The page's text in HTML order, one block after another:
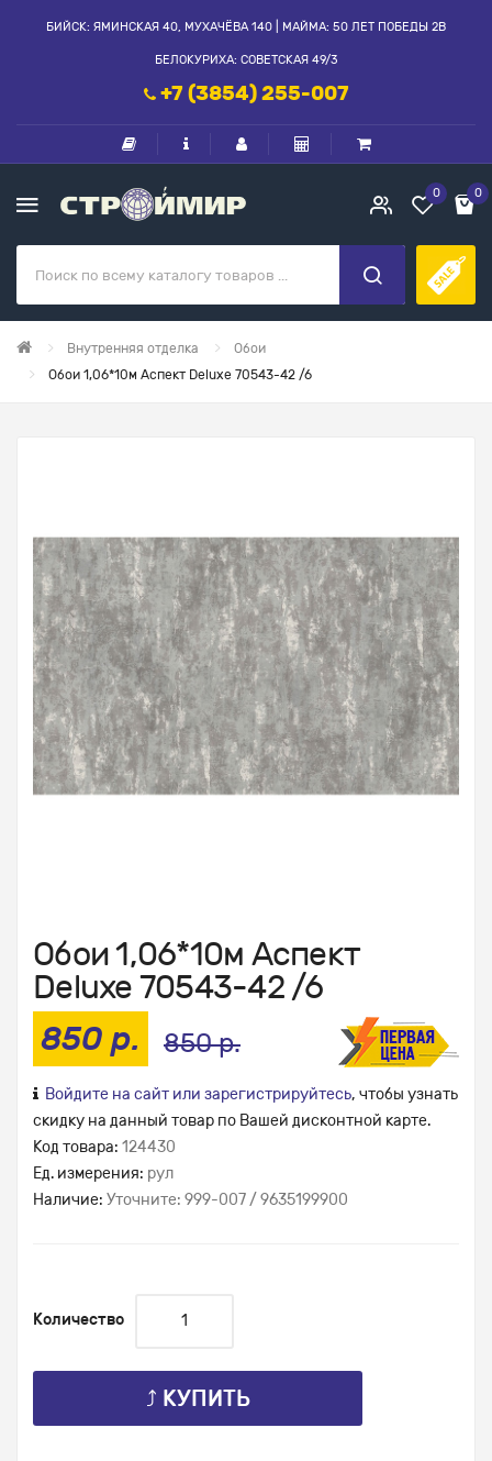
БИЙСК: ЯМИНСКАЯ 40, МУХАЧЁВА 140 | МАЙМА: 50 ЛЕТ ПОБЕДЫ 2В
БЕЛОКУРИХА: СОВЕТСКАЯ 49/3
+7 (3854) 255-007
0 0
Внутренняя отделка
Обои
Обои 1,06*10м Аспект Deluxe 70543-42 /6
Обои 1,06*10м Аспект
Deluxe 70543-42 /6
850 р.
850 р.
Войдите на сайт или зарегистрируйтесь, чтобы узнать
скидку на данный товар по Вашей дисконтной карте.
Код товара: 124430
Ед. измерения: рул
Наличие: Уточните: 999-007 / 9635199900
Количество
⤴ КУПИТЬ